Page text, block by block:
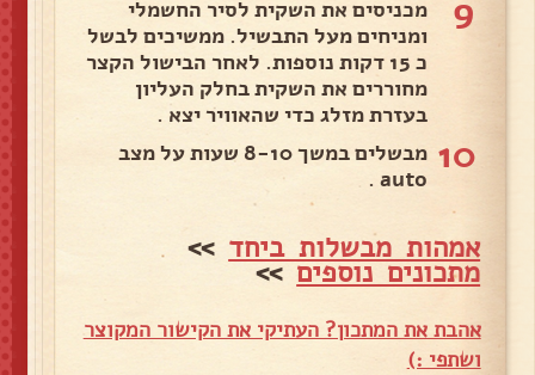
9
מכניסים את השקית לסיר החשמלי
ומניחים מעל התבשיל. ממשיכים לבשל
כ 15 דקות נוספות. לאחר הבישול הקצר
מחוררים את השקית בחלק העליון
בעזרת מזלג כדי שהאוויר יצא .
10
מבשלים במשך 8-10 שעות על מצב
auto .
אמהות מבשלות ביחד >>
מתכונים נוספים>>
אהבת את המתכון? העתיקי את הקישור המקוצר
ושתפי :)